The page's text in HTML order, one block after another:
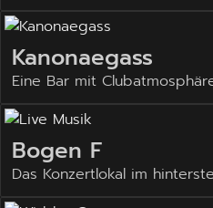
Kanonaegass
Eine Bar mit
Bogen F
Das Konzertlokal im